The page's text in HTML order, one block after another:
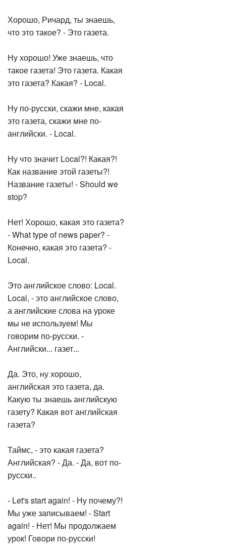
Хорошо, Ричард, ты знаешь,
что это такое? - Это газета.
Ну хорошо! Уже знаешь, что
такое газета! Это газета. Какая
это газета? Какая? - Local.
Ну по-русски, скажи мне, какая
это газета, скажи мне по-
английски. - Local.
Ну что значит Local?! Какая?!
Как название этой газеты?!
Название газеты! - Should we
stop?
Нет! Хорошо, какая это газета?
- What type of news paper? -
Конечно, какая это газета? -
Local.
Это английское слово: Local.
Local, - это английское слово,
а английские слова на уроке
мы не используем! Мы
говорим по-русски. -
Английски... газет...
Да. Это, ну хорошо,
английская это газета, да.
Какую ты знаешь английскую
газету? Какая вот английская
газета?
Таймс, - это какая газета?
Английская? - Да. - Да, вот по-
русски..
- Let's start again! - Ну почему?!
Мы уже записываем! - Start
again! - Нет! Мы продолжаем
урок! Говори по-русски!